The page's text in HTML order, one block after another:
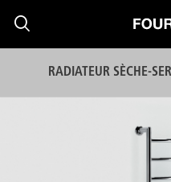
RADIATEUR SÈCHE-